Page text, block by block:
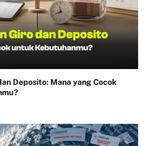
Deposito: Mana yang Cocok